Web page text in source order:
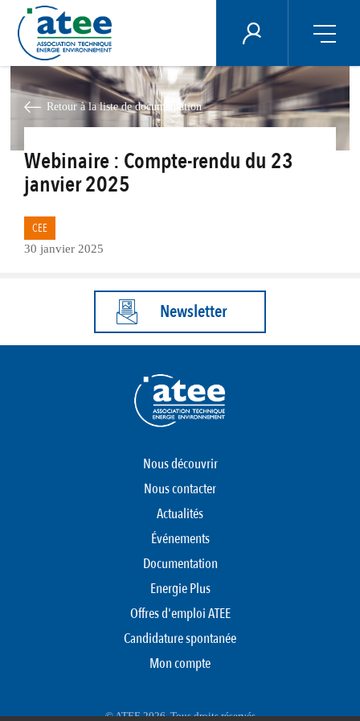
au
contenu
principal
ÉNERGIE PLUS
Retour à la liste de documentation
Webinaire : Compte-rendu du 23
janvier 2025
CEE
30 janvier 2025
Newsletter
Nous découvrir
Nous contacter
Actualités
Événements
Documentation
Energie Plus
Offres d'emploi ATEE
Candidature spontanée
Mon compte
© ATEE 2026. Tous droits réservés
Panneau de gestion des cookies